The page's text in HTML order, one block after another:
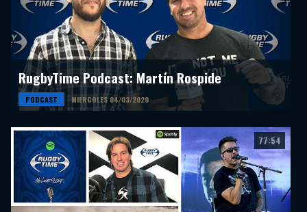
RugbyTime Podcast: Martín Rospide
PODCAST MIERCOLES 04/03/2020
77:54